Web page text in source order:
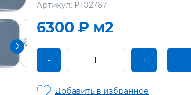
Артикул: PT02767
6300 ₽ м2
- +
Добавить в избранное